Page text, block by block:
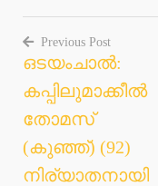
Post
navigation
Previous Post
ഒടയംചാല്‍:
കപ്പിലുമാക്കീല്‍
തോമസ്
(കുഞ്ഞ്) (92)
നിര്യാതനായി